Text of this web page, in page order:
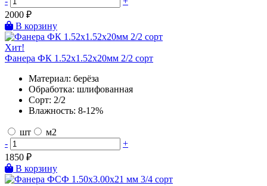
2000 ₽
В корзину
Хит!
Фанера ФК 1.52х1.52х20мм 2/2 сорт
Материал: берёза
Обработка: шлифованная
Сорт: 2/2
Влажность: 8-12%
шт
м2
-
+
1850 ₽
В корзину